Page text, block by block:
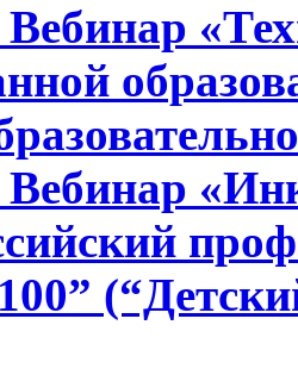
Вебинар